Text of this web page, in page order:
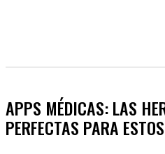
APPS MÉDICAS: LAS
PERFECTAS PARA